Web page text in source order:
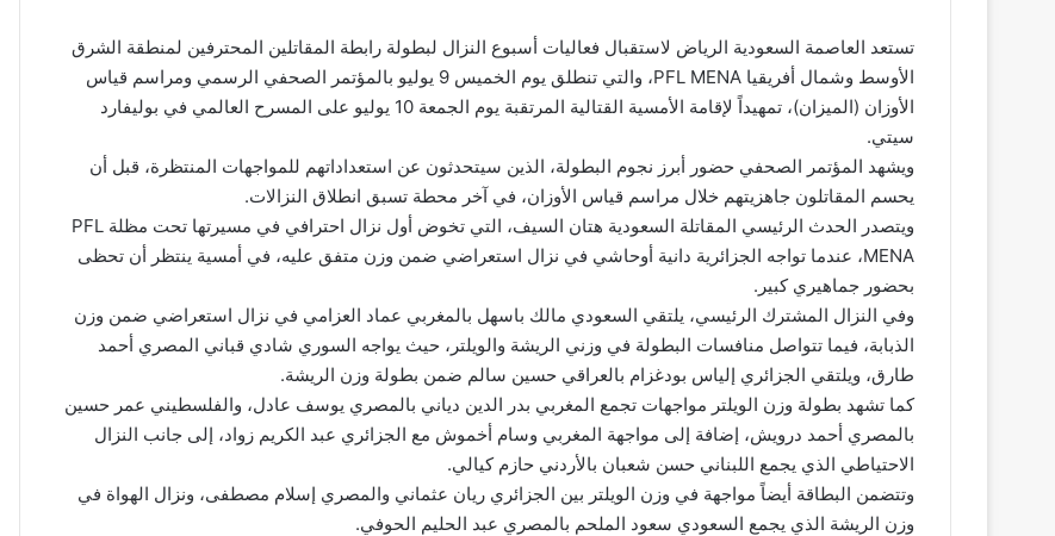
تستعد العاصمة السعودية الرياض لاستقبال فعاليات أسبوع النزال لبطولة رابطة المقاتلين المحترفين لمنطقة الشرق
الأوسط وشمال أفريقيا PFL MENA، والتي تنطلق يوم الخميس 9 يوليو بالمؤتمر الصحفي الرسمي ومراسم قياس
الأوزان (الميزان)، تمهيداً لإقامة الأمسية القتالية المرتقبة يوم الجمعة 10 يوليو على المسرح العالمي في بوليفارد
سيتي.
ويشهد المؤتمر الصحفي حضور أبرز نجوم البطولة، الذين سيتحدثون عن استعداداتهم للمواجهات المنتظرة، قبل أن
يحسم المقاتلون جاهزيتهم خلال مراسم قياس الأوزان، في آخر محطة تسبق انطلاق النزالات.
ويتصدر الحدث الرئيسي المقاتلة السعودية هتان السيف، التي تخوض أول نزال احترافي في مسيرتها تحت مظلة PFL
MENA، عندما تواجه الجزائرية دانية أوحاشي في نزال استعراضي ضمن وزن متفق عليه، في أمسية ينتظر أن تحظى
بحضور جماهيري كبير.
وفي النزال المشترك الرئيسي، يلتقي السعودي مالك باسهل بالمغربي عماد العزامي في نزال استعراضي ضمن وزن
الذبابة، فيما تتواصل منافسات البطولة في وزني الريشة والويلتر، حيث يواجه السوري شادي قباني المصري أحمد
طارق، ويلتقي الجزائري إلياس بودغزام بالعراقي حسين سالم ضمن بطولة وزن الريشة.
كما تشهد بطولة وزن الويلتر مواجهات تجمع المغربي بدر الدين دياني بالمصري يوسف عادل، والفلسطيني عمر حسين
بالمصري أحمد درويش، إضافة إلى مواجهة المغربي وسام أخموش مع الجزائري عبد الكريم زواد، إلى جانب النزال
الاحتياطي الذي يجمع اللبناني حسن شعبان بالأردني حازم كيالي.
وتتضمن البطاقة أيضاً مواجهة في وزن الويلتر بين الجزائري ريان عثماني والمصري إسلام مصطفى، ونزال الهواة في
وزن الريشة الذي يجمع السعودي سعود الملحم بالمصري عبد الحليم الحوفي.